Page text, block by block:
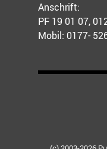
Anschrift:
PF 19 01 07,
Mobil: 0177-